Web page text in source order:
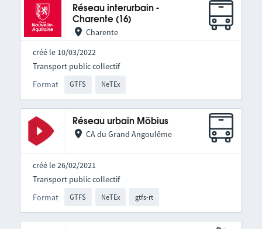
Réseau interurbain -
Charente (16)
Charente
créé le 10/03/2022
Format GTFS NeTEx
Transport public collectif
Réseau urbain Möbius
CA du Grand Angoulême
créé le 26/02/2021
Format GTFS NeTEx gtfs-rt
Transport public collectif